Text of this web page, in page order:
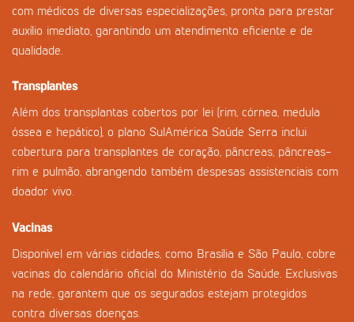
com médicos de diversas especializações, pronta para prestar
auxílio imediato, garantindo um atendimento eficiente e de
qualidade.
Transplantes
Além dos transplantas cobertos por lei (rim, córnea, medula
óssea e hepático), o plano SulAmérica Saúde Serra inclui
cobertura para transplantes de coração, pâncreas, pâncreas-
rim e pulmão, abrangendo também despesas assistenciais com
doador vivo.
Vacinas
Disponível em várias cidades, como Brasília e São Paulo, cobre
vacinas do calendário oficial do Ministério da Saúde. Exclusivas
na rede, garantem que os segurados estejam protegidos
contra diversas doenças.